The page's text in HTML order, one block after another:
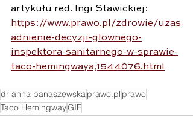
artykułu red. Ingi Stawickiej:
https://www.prawo.pl/zdrowie/uzas
adnienie-decyzji-glownego-
inspektora-sanitarnego-w-sprawie-
taco-hemingwaya,1544076.html
dr anna banaszewskaprawo.pl prawo
Taco HemingwayGIF